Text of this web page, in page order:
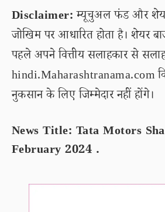
Disclaimer:म्यूचुअल फंड और
जोखिम पर आधारित होता है। शेयर
पहले अपने वित्तीय सलाहकार से
hindi.Maharashtranama.com
नुकसान के लिए जिम्मेदार नहीं होंगे।
News Title: Tata Motors
February 2024 .